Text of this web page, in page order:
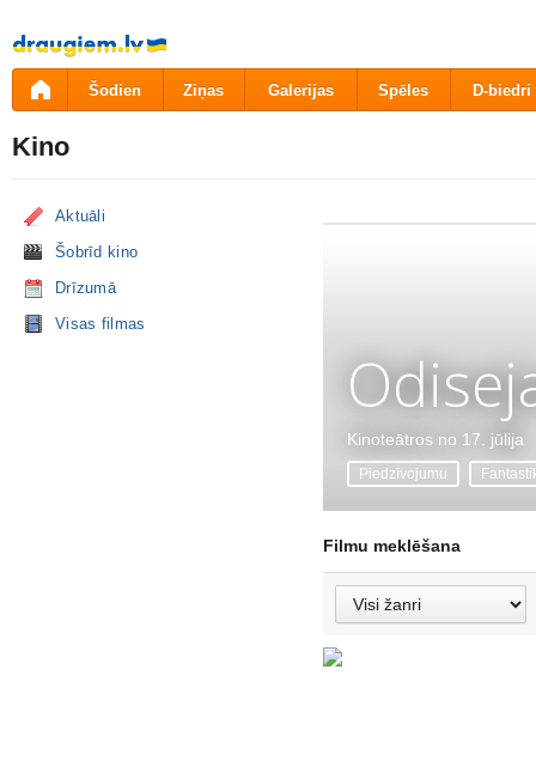
Pāriet
uz
saturu
Šodien Ziņas Galerijas Spēles D-biedri
Kino
Aktuāli
Šobrīd kino
Drīzumā
Visas filmas
Kinoteātros no 17. jūlija
Piedzīvojumu
Filmu meklēšana